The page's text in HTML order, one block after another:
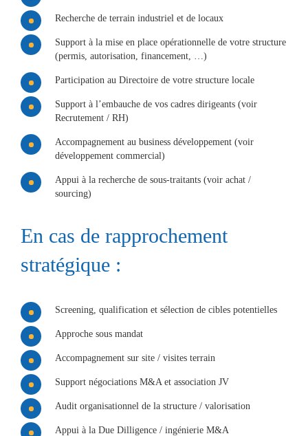
Recherche de terrain industriel et de locaux
Support à la mise en place opérationnelle de votre structure
(permis, autorisation, financement, …)
Participation au Directoire de votre structure locale
Support à l’embauche de vos cadres dirigeants (voir
Recrutement / RH)
Accompagnement au business développement (voir
développement commercial)
Appui à la recherche de sous-traitants (voir achat /
sourcing)
En cas de rapprochement
stratégique :
Screening, qualification et sélection de cibles potentielles
Approche sous mandat
Accompagnement sur site / visites terrain
Support négociations M&A et association JV
Audit organisationnel de la structure / valorisation
Appui à la Due Dilligence / ingénierie M&A